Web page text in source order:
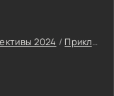
2024 / Приключенческие сериалы 2024